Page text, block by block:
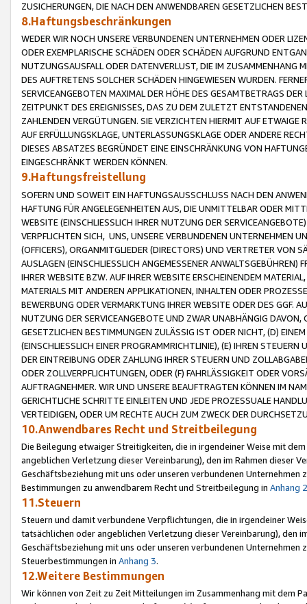
ZUSICHERUNGEN, DIE NACH DEN ANWENDBAREN GESETZLICHEN
8.Haftungsbeschränkungen
WEDER WIR NOCH UNSERE VERBUNDENEN UNTERNEHMEN ODER
ODER EXEMPLARISCHE SCHÄDEN ODER SCHÄDEN AUFGRUND
NUTZUNGSAUSFALL ODER DATENVERLUST, DIE IM ZUSAMMENHANG
DES AUFTRETENS SOLCHER SCHÄDEN HINGEWIESEN WURDEN.
SERVICEANGEBOTEN MAXIMAL DER HÖHE DES GESAMTBETRAGS
ZEITPUNKT DES EREIGNISSES, DAS ZU DEM ZULETZT
ZAHLENDEN VERGÜTUNGEN. SIE VERZICHTEN HIERMIT AUF
AUF ERFÜLLUNGSKLAGE, UNTERLASSUNGSKLAGE ODER ANDERE
DIESES ABSATZES BEGRÜNDET EINE EINSCHRÄNKUNG VON
EINGESCHRÄNKT WERDEN KÖNNEN.
9.Haftungsfreistellung
SOFERN UND SOWEIT EIN HAFTUNGSAUSSCHLUSS NACH DEN
HAFTUNG FÜR ANGELEGENHEITEN AUS, DIE UNMITTELBAR ODER
WEBSITE (EINSCHLIESSLICH IHRER NUTZUNG DER
VERPFLICHTEN SICH, UNS, UNSERE VERBUNDENEN UNTERNEHMEN
(OFFICERS), ORGANMITGLIEDER (DIRECTORS) UND VERTRETER VON
AUSLAGEN (EINSCHLIESSLICH ANGEMESSENER
IHRER WEBSITE BZW. AUF IHRER WEBSITE ERSCHEINENDEM
MATERIALS MIT ANDEREN APPLIKATIONEN, INHALTEN ODER
BEWERBUNG ODER VERMARKTUNG IHRER WEBSITE ODER DES GGF.
NUTZUNG DER SERVICEANGEBOTE UND ZWAR UNABHÄNGIG
GESETZLICHEN BESTIMMUNGEN ZULÄSSIG IST ODER NICHT, (D)
(EINSCHLIESSLICH EINER PROGRAMMRICHTLINIE), (E) IHREN
DER EINTREIBUNG ODER ZAHLUNG IHRER STEUERN UND
ODER ZOLLVERPFLICHTUNGEN, ODER (F) FAHRLÄSSIGKEIT ODER
AUFTRAGNEHMER. WIR UND UNSERE BEAUFTRAGTEN KÖNNEN IM
GERICHTLICHE SCHRITTE EINLEITEN UND JEDE PROZESSUALE
VERTEIDIGEN, ODER UM RECHTE AUCH ZUM ZWECK DER
10.Anwendbares Recht und Streitbeilegung
Die Beilegung etwaiger Streitigkeiten, die in irgendeiner Weise mit
angeblichen Verletzung dieser Vereinbarung), den im Rahmen dieser
Geschäftsbeziehung mit uns oder unseren verbundenen
Bestimmungen zu anwendbarem Recht und Streitbeilegung in Anhang 2
11.Steuern
Steuern und damit verbundene Verpflichtungen, die in irgendeiner
tatsächlichen oder angeblichen Verletzung dieser Vereinbarung), den
Geschäftsbeziehung mit uns oder unseren verbundenen
Steuerbestimmungen in Anhang 3.
12.Weitere Bestimmungen
Wir können von Zeit zu Zeit Mitteilungen im Zusammenhang mit dem